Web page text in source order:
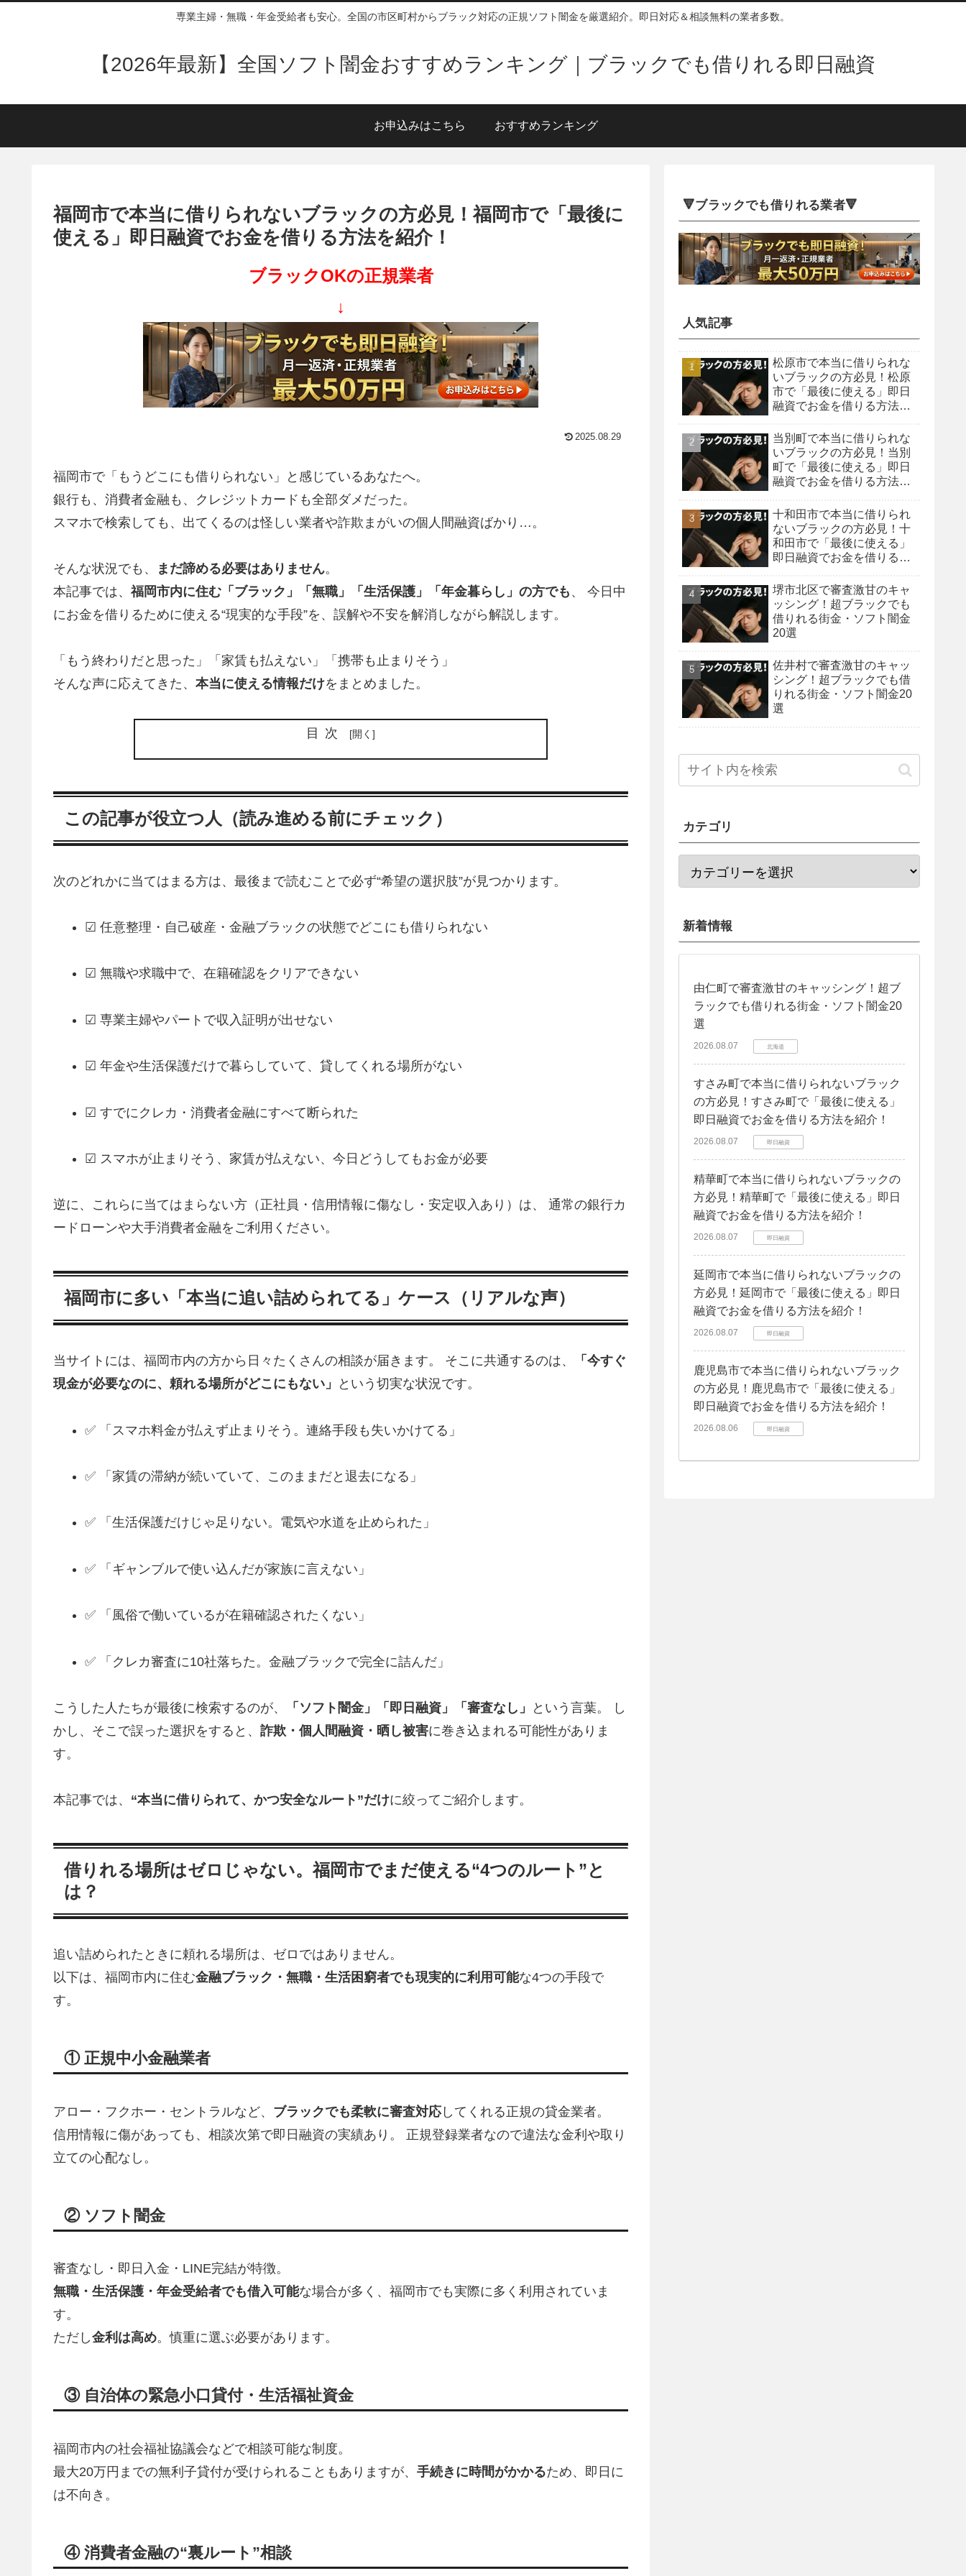
専業主婦・無職・年金受給者も安心。全国の市区町村からブラック対応の正規ソフト闇金を厳選紹介。即日対応＆相談無料の業者多数。
【2026年最新】全国ソフト闇金おすすめランキング｜ブラックでも借りれる即日融資
お申込みはこちら おすすめランキング
福岡市で本当に借りられないブラックの方必見！福岡市で「最後に
使える」即日融資でお金を借りる方法を紹介！
ブラックOKの正規業者
↓
2025.08.29
福岡市で「もうどこにも借りられない」と感じているあなたへ。
銀行も、消費者金融も、クレジットカードも全部ダメだった。
スマホで検索しても、出てくるのは怪しい業者や詐欺まがいの個人間融資ばかり…。
そんな状況でも、 まだ諦める必要はありません。
本記事では、 福岡市内に住む「ブラック」「無職」「生活保護」「年金暮らし」の方でも 、 今日中
にお金を借りるために使える“現実的な手段”を、誤解や不安を解消しながら解説します。
「もう終わりだと思った」「家賃も払えない」「携帯も止まりそう」
そんな声に応えてきた、 本当に使える情報だけをまとめました。
目次
この記事が役立つ人（読み進める前にチェック）
次のどれかに当てはまる方は、最後まで読むことで必ず“希望の選択肢”が見つかります。
☑ 任意整理・自己破産・金融ブラックの状態でどこにも借りられない
☑ 無職や求職中で、在籍確認をクリアできない
☑ 専業主婦やパートで収入証明が出せない
☑ 年金や生活保護だけで暮らしていて、貸してくれる場所がない
☑ すでにクレカ・消費者金融にすべて断られた
☑ スマホが止まりそう、家賃が払えない、今日どうしてもお金が必要
逆に、これらに当てはまらない方（正社員・信用情報に傷なし・安定収入あり）は、 通常の銀行カ
ードローンや大手消費者金融をご利用ください。
福岡市に多い「本当に追い詰められてる」ケース（リアルな声）
当サイトには、福岡市内の方から日々たくさんの相談が届きます。 そこに共通するのは、
「今すぐ
現金が必要なのに、頼れる場所がどこにもない」
という切実な状況です。
✅ 「スマホ料金が払えず止まりそう。連絡手段も失いかけてる」
✅ 「家賃の滞納が続いていて、このままだと退去になる」
✅ 「生活保護だけじゃ足りない。電気や水道を止められた」
✅ 「ギャンブルで使い込んだが家族に言えない」
✅ 「風俗で働いているが在籍確認されたくない」
✅ 「クレカ審査に10社落ちた。金融ブラックで完全に詰んだ」
こうした人たちが最後に検索するのが、 「ソフト闇金」「即日融資」「審査なし」
という言葉。 し
かし、そこで誤った選択をすると、 詐欺・個人間融資・晒し被害に巻き込まれる可能性がありま
す。
本記事では、 “本当に借りられて、かつ安全なルート”だけに絞ってご紹介します。
借りれる場所はゼロじゃない。福岡市でまだ使える“4つのルート”と
は？
追い詰められたときに頼れる場所は、ゼロではありません。
以下は、福岡市内に住む金融ブラック・無職・生活困窮者でも現実的に利用可能な4つの手段で
す。
① 正規中小金融業者
アロー・フクホー・セントラルなど、 ブラックでも柔軟に審査対応してくれる正規の貸金業者。
信用情報に傷があっても、相談次第で即日融資の実績あり。 正規登録業者なので違法な金利や取り
立ての心配なし。
② ソフト闇金
審査なし・即日入金・LINE完結が特徴。
無職・生活保護・年金受給者でも借入可能な場合が多く、福岡市でも実際に多く利用されていま
す。
ただし金利は高め。慎重に選ぶ必要があります。
③ 自治体の緊急小口貸付・生活福祉資金
福岡市内の社会福祉協議会などで相談可能な制度。
最大20万円までの無利子貸付が受けられることもありますが、 手続きに時間がかかるため、即日に
は不向き。
④ 消費者金融の“裏ルート”相談
🔻ブラックでも借りれる業者🔻
人気記事
松原市で本当に借りられな
いブラックの方必見！松原
市で「最後に使える」即日
融資でお金を借りる方法を
当別町で本当に借りられな
いブラックの方必見！当別
町で「最後に使える」即日
融資でお金を借りる方法を
十和田市で本当に借りられ
ないブラックの方必見！十
和田市で「最後に使える」
即日融資でお金を借りる方
堺市北区で審査激甘のキャ
ッシング！超ブラックでも
借りれる街金・ソフト闇金
20選
佐井村で審査激甘のキャッ
シング！超ブラックでも借
りれる街金・ソフト闇金20
選
カテゴリ
新着情報
由仁町で審査激甘のキャッシング！超ブ
ラックでも借りれる街金・ソフト闇金20
選
2026.08.07 北海道
すさみ町で本当に借りられないブラック
の方必見！すさみ町で「最後に使える」
即日融資でお金を借りる方法を紹介！
2026.08.07 即日融資
精華町で本当に借りられないブラックの
方必見！精華町で「最後に使える」即日
融資でお金を借りる方法を紹介！
2026.08.07 即日融資
延岡市で本当に借りられないブラックの
方必見！延岡市で「最後に使える」即日
融資でお金を借りる方法を紹介！
2026.08.07 即日融資
鹿児島市で本当に借りられないブラック
の方必見！鹿児島市で「最後に使える」
即日融資でお金を借りる方法を紹介！
2026.08.06 即日融資